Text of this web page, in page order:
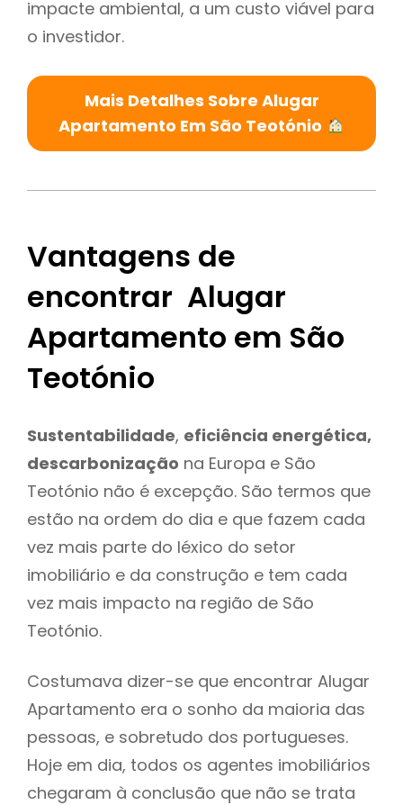
impacte ambiental, a um custo viável para
o investidor.
Mais Detalhes Sobre Alugar
Apartamento Em São Teotónio
Vantagens de
encontrar Alugar
Apartamento em São
Teotónio
Sustentabilidade, eficiência energética,
descarbonização na Europa e São
Teotónio não é excepção. São termos que
estão na ordem do dia e que fazem cada
vez mais parte do léxico do setor
imobiliário e da construção e tem cada
vez mais impacto na região de São
Teotónio.
Costumava dizer-se que encontrar Alugar
Apartamento era o sonho da maioria das
pessoas, e sobretudo dos portugueses.
Hoje em dia, todos os agentes imobiliários
chegaram à conclusão que não se trata